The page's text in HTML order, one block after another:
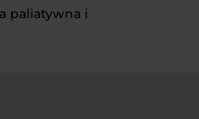
paliatywna i